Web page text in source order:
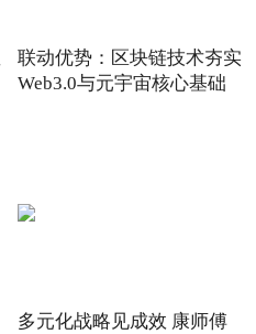
联动优势：区块链技术夯实
Web3.0与元宇宙核心基础
多元化战略见成效 康师傅